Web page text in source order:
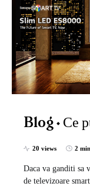
Blog Ce
20 views 2
Daca va ganditi sa
de televizoare